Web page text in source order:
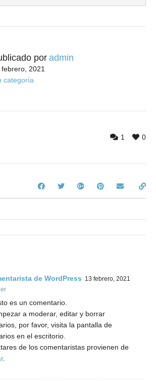
por admin
febrero, 2021
categoría
0
1
de WordPress 13 febrero, 2021
es un comentario.
a moderar, editar y borrar
por favor, visita la pantalla de
en el escritorio.
de los comentaristas provienen de
.